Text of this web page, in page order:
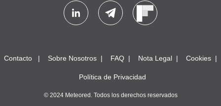
Contacto Sobre Nosotros FAQ Nota Legal Cookies
Política de Privacidad
© 2024 Meteored. Todos los derechos reservados